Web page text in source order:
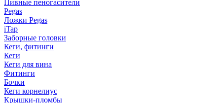
Пивные пеногасители
Pegas
Ложки Pegas
iTap
Заборные головки
Кеги, фитинги
Кеги
Кеги для вина
Фитинги
Бочки
Кеги корнелиус
Крышки-пломбы